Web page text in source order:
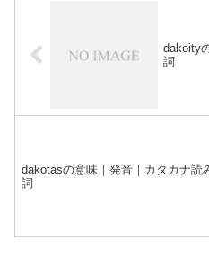
dakoity
詞
dakotasの意味｜発音｜カタカナ読
詞